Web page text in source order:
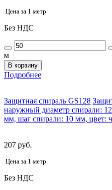
Цена за 1 метр
Без НДС
м
В корзину
Подробнее
Защитная спираль GS128
наружный диаметр спирали:
мм, шаг спирали: 10 мм, цвет:
207 руб.
Цена за 1 метр
Без НДС